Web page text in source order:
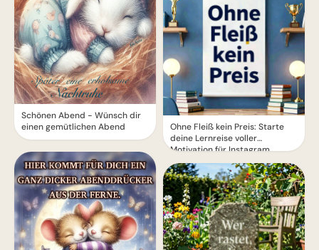
Schönen Abend - Wünsch dir
einen gemütlichen Abend
Ohne Fleiß kein Preis: Starte
deine Lernreise voller
Motivation für Instagram